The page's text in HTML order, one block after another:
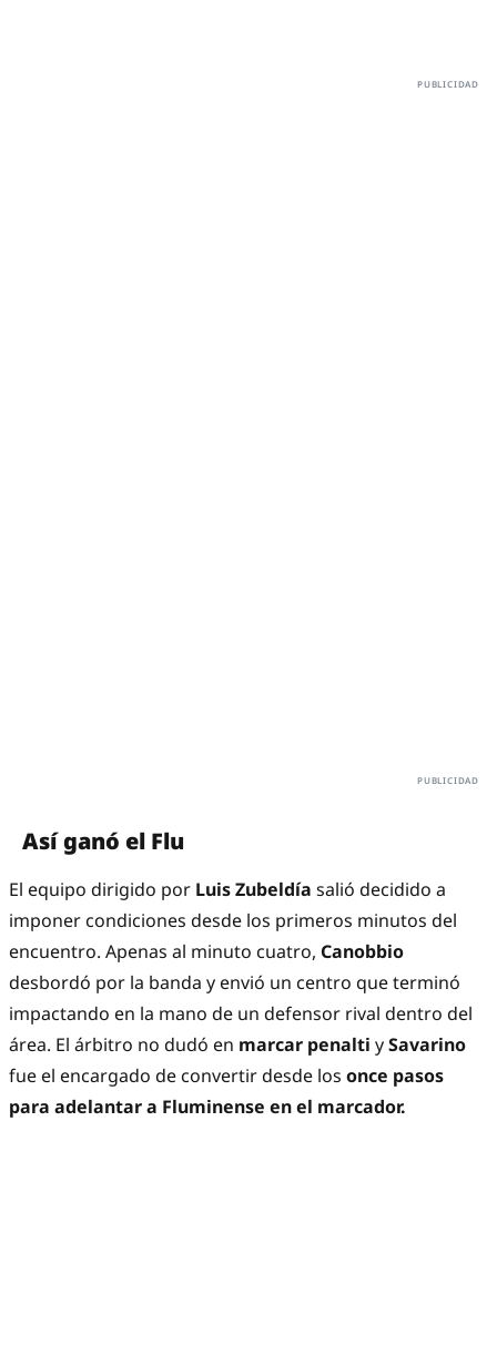
Así ganó el Flu
El equipo dirigido por Luis Zubeldía salió decidido a
imponer condiciones desde los primeros minutos del
encuentro. Apenas al minuto cuatro, Canobbio
desbordó por la banda y envió un centro que terminó
impactando en la mano de un defensor rival dentro del
área. El árbitro no dudó en marcar penalti ySavarino
fue el encargado de convertir desde los once pasos
para adelantar a Fluminense en el marcador.